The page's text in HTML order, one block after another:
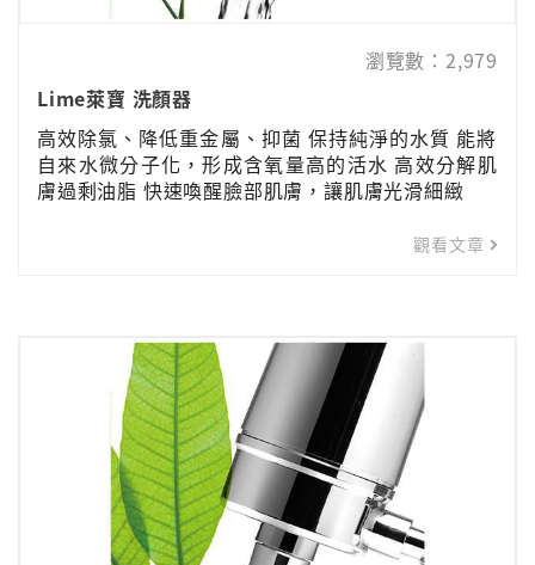
瀏覽數：2,979
Lime萊寶 洗顏器
高效除氯、降低重金屬、抑菌 保持純淨的水質 能將
自來水微分子化，形成含氧量高的活水 高效分解肌
膚過剩油脂 快速喚醒臉部肌膚，讓肌膚光滑細緻
觀看文章